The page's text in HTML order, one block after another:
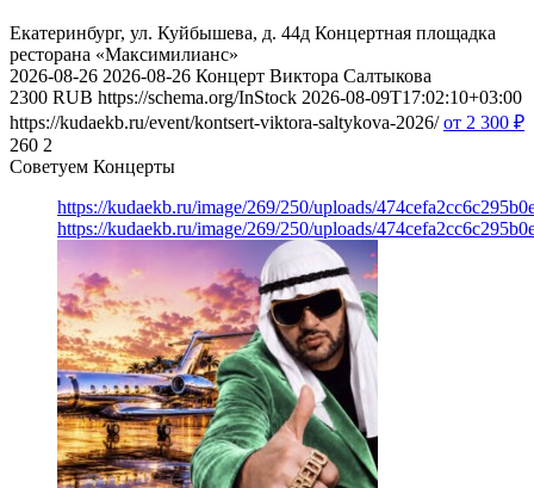
Екатеринбург, ул. Куйбышева, д. 44д Концертная площадка
ресторана «Максимилианс»
2026-08-26 2026-08-26 Концерт Виктора Салтыкова
2300 RUB https://schema.org/InStock 2026-08-09T17:02:10+03:00
https://kudaekb.ru/event/kontsert-viktora-saltykova-2026/ от 2 300 ₽
260 2
Советуем Концерты
https://kudaekb.ru/image/269/250/uploads/
https://kudaekb.ru/image/269/250/uploads/